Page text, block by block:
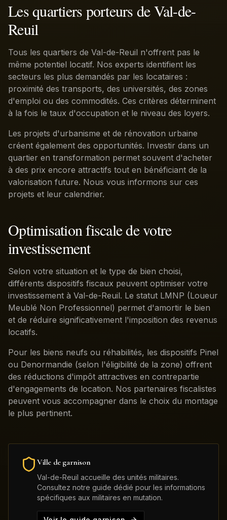
Les quartiers porteurs de Val-de-
Reuil
Tous les quartiers de Val-de-Reuil n'offrent pas le
même potentiel locatif. Nos experts identifient les
secteurs les plus demandés par les locataires :
proximité des transports, des universités, des zones
d'emploi ou des commodités. Ces critères déterminent
à la fois le taux d'occupation et le niveau des loyers.
Les projets d'urbanisme et de rénovation urbaine
créent également des opportunités. Investir dans un
quartier en transformation permet souvent d'acheter
à des prix encore attractifs tout en bénéficiant de la
valorisation future. Nous vous informons sur ces
projets et leur calendrier.
Optimisation fiscale de votre
investissement
Selon votre situation et le type de bien choisi,
différents dispositifs fiscaux peuvent optimiser votre
investissement à Val-de-Reuil. Le statut LMNP (Loueur
Meublé Non Professionnel) permet d'amortir le bien
et de réduire significativement l'imposition des revenus
locatifs.
Pour les biens neufs ou réhabilités, les dispositifs Pinel
ou Denormandie (selon l'éligibilité de la zone) offrent
des réductions d'impôt attractives en contrepartie
d'engagements de location. Nos partenaires fiscalistes
peuvent vous accompagner dans le choix du montage
le plus pertinent.
Ville de garnison
Val-de-Reuil accueille des unités militaires.
Consultez notre guide dédié pour les informations
spécifiques aux militaires en mutation.